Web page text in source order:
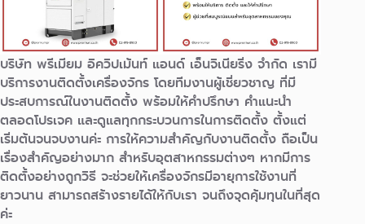
บริษัท พรีเมียม อิควิปเม้นท์ แอนด์ เอ็นจิเนียริ่ง จำกัด เรามี
บริการงานติดตั้งเครื่องจักร โดยทีมงานผู้เชี่ยวชาญ ที่มี
ประสบการณ์ในงานติดตั้ง พร้อมให้คําปรึกษา คำแนะนํา
ตลอดโปรเจค และดูแลทุกกระบวนการในการติดตั้ง ตั้งแต่
เริ่มต้นจนจบงานค่ะ การให้ความสำคัญกับงานติดตั้ง ถือเป็น
เรื่องสำคัญอย่างมาก สำหรับอุตสาหกรรมต่างๆ หากมีการ
ติดตั้งอย่างถูกวิธี จะช่วยให้เครื่องจักรมีอายุการใช้งานที่
ยาวนาน สามารถสร้างรายได้ให้กับเรา จนถึงจุดคุ้มทุนในที่สุด
ค่ะ